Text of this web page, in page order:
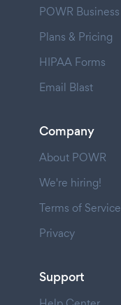
POWR Business
Plans & Pricing
HIPAA Forms
Email Blast
Company
About POWR
We're hiring!
Terms of Service
Privacy
Support